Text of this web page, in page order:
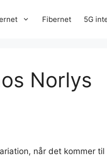
Fibernet 5G
Norlys
når det kommer